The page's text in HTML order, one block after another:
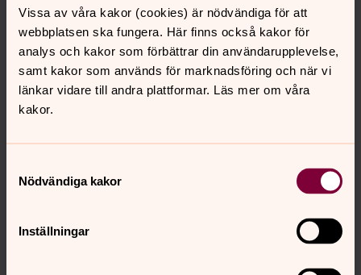
Vissa av våra kakor (cookies) är nödvändiga för att
webbplatsen ska fungera. Här finns också kakor för
analys och kakor som förbättrar din användarupplevelse,
samt kakor som används för marknadsföring och när vi
länkar vidare till andra plattformar. Läs mer om våra
kakor.
Nödvändiga kakor
Inställningar
Välkommen på gudstjänster och verksamhet!
Sörbykyrkan
Sörbykyrkan ligger i området Sörbyängen i sydöstra
Örebro och är en samarbetskyrka mellan EFS och
Almby kyrka
I den medeltida Almby kyrka i sydöstra delen av Örebro
dop och vigslar. På denna sida hittar du information om